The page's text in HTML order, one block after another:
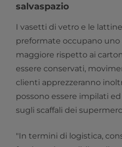
salvaspazio
I vasetti di vetro e le
preformate occupano uno
maggiore rispetto ai
essere conservati,
clienti apprezzeranno
possono essere impilati
sugli scaffali dei
"In termini di logistica,